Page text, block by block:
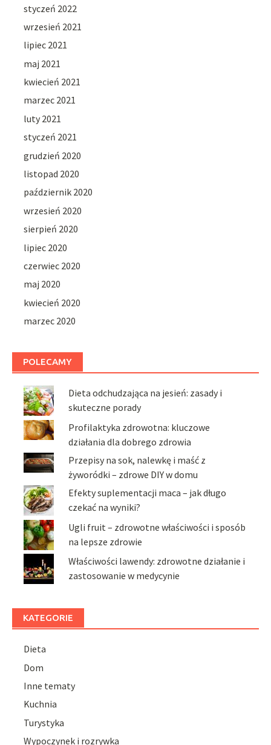
styczeń 2022
wrzesień 2021
lipiec 2021
maj 2021
kwiecień 2021
marzec 2021
luty 2021
styczeń 2021
grudzień 2020
listopad 2020
październik 2020
wrzesień 2020
sierpień 2020
lipiec 2020
czerwiec 2020
maj 2020
kwiecień 2020
marzec 2020
POLECAMY
Dieta odchudzająca na jesień: zasady i
skuteczne porady
Profilaktyka zdrowotna: kluczowe
działania dla dobrego zdrowia
Przepisy na sok, nalewkę i maść z
żyworódki – zdrowe DIY w domu
Efekty suplementacji maca – jak długo
czekać na wyniki?
Ugli fruit – zdrowotne właściwości i sposób
na lepsze zdrowie
Właściwości lawendy: zdrowotne działanie i
zastosowanie w medycynie
KATEGORIE
Dieta
Dom
Inne tematy
Kuchnia
Turystyka
Wypoczynek i rozrywka